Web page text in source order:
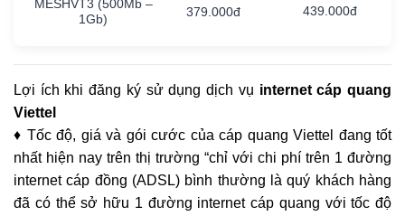
MESHVT3 (500Mb –
1Gb)
379.000đ 439.000đ
Lợi ích khi đăng ký sử dụng dịch vụ internet cáp quang
Viettel
♦ Tốc độ, giá và gói cước của cáp quang Viettel đang tốt
nhất hiện nay trên thị trường “chỉ với chi phí trên 1 đường
internet cáp đồng (ADSL) bình thường là quý khách hàng
đã có thể sở hữu 1 đường internet cáp quang với tốc độ